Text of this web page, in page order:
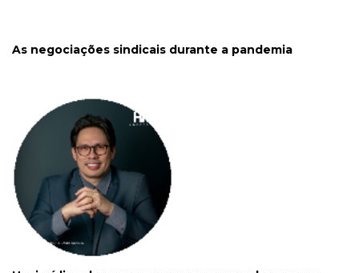
As negociações sindicais durante a pandemia